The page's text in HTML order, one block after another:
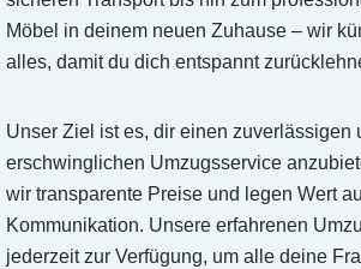
Möbel in deinem neuen Zuhause – wir
alles, damit du dich entspannt
Unser Ziel ist es, dir einen zuverlässigen
erschwinglichen Umzugsservice
wir transparente Preise und legen Wert
Kommunikation. Unsere erfahrenen
jederzeit zur Verfügung, um alle deine